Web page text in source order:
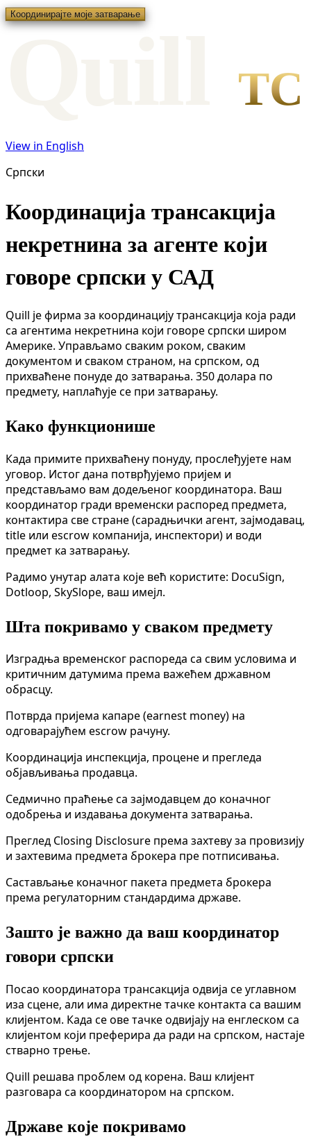
Координирајте моје затварање
TC
View in English
Српски
Координација трансакција
некретнина за агенте који
говоре српски у САД
Quill је фирма за координацију трансакција која ради
са агентима некретнина који говоре српски широм
Америке. Управљамо сваким роком, сваким
документом и сваком страном, на српском, од
прихваћене понуде до затварања. 350 долара по
предмету, наплаћује се при затварању.
Како функционише
Када примите прихваћену понуду, прослеђујете нам
уговор. Истог дана потврђујемо пријем и
представљамо вам додељеног координатора. Ваш
координатор гради временски распоред предмета,
контактира све стране (сарадњички агент, зајмодавац,
title или escrow компанија, инспектори) и води
предмет ка затварању.
Радимо унутар алата које већ користите: DocuSign,
Dotloop, SkySlope, ваш имејл.
Шта покривамо у сваком предмету
Изградња временског распореда са свим условима и
критичним датумима према важећем државном
обрасцу.
Потврда пријема капаре (earnest money) на
одговарајућем escrow рачуну.
Координација инспекција, процене и прегледа
објављивања продавца.
Седмично праћење са зајмодавцем до коначног
одобрења и издавања документа затварања.
Преглед Closing Disclosure према захтеву за провизију
и захтевима предмета брокера пре потписивања.
Састављање коначног пакета предмета брокера
према регулаторним стандардима државе.
Зашто је важно да ваш координатор
говори српски
Посао координатора трансакција одвија се углавном
иза сцене, али има директне тачке контакта са вашим
клијентом. Када се ове тачке одвијају на енглеском са
клијентом који преферира да ради на српском, настаје
стварно трење.
Quill решава проблем од корена. Ваш клијент
разговара са координатором на српском.
Државе које покривамо